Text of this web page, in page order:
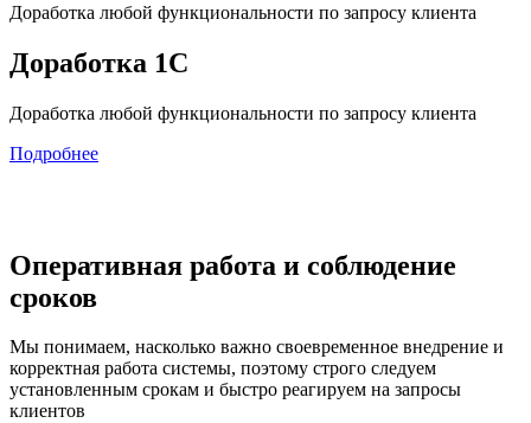
Доработка любой функциональности по запросу клиента
Доработка 1С
Доработка любой функциональности по запросу клиента
Подробнее
Оперативная работа и соблюдение
сроков
Мы понимаем, насколько важно своевременное внедрение и
корректная работа системы, поэтому строго следуем
установленным срокам и быстро реагируем на запросы
клиентов